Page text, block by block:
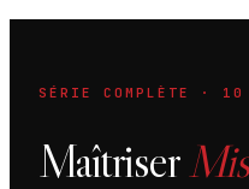
SÉRIE COMPLÈTE · 10
Maîtriser